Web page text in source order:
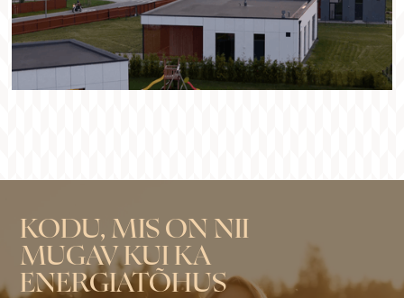
KODU, MIS ON NII
MUGAV KUI KA
ENERGIATÕHUS